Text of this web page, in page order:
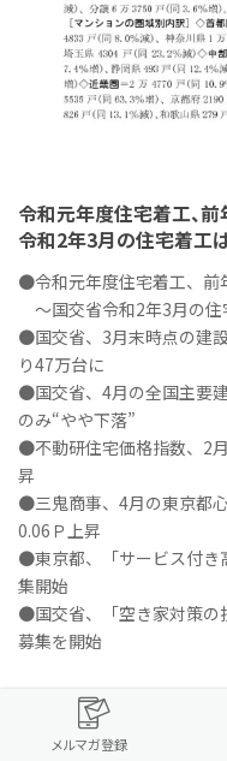
令和元年度住宅着工、
令和2年3月の住宅着工
●令和元年度住宅着工、前
～国交省令和2年3月の住
●国交省、3月末時点の建
り47万台に
●国交省、4月の全国主要
のみ“やや下落”
●不動研住宅価格指数、2
昇
●三鬼商事、4月の東京都
0.06Ｐ上昇
●東京都、「サービス付き
集開始
●国交省、「空き家対策の
募集を開始
（URL）
http://www.zenjukyo.jp/
メルマガ登録